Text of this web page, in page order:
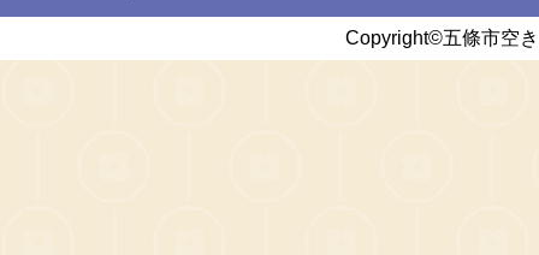
Copyright©五條市空